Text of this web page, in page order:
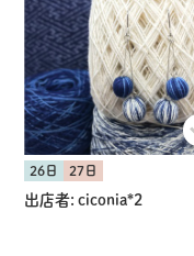
26日 27日
出店者: ciconia*2